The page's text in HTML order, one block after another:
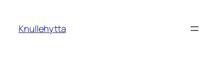
content
Knullehytta